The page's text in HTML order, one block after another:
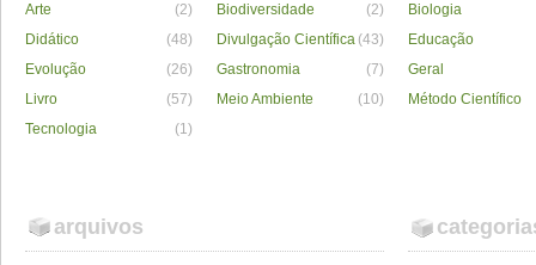
Arte (2) Biodiversidade (2)
Biologia
Didático
(48) Divulgação Científica (43)
Educação
Evolução
(26) Gastronomia (7)
Geral
Livro
(57) Meio Ambiente (10)
Método Científico
Tecnologia
(1)
arquivos